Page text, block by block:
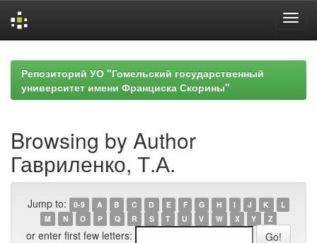
navigationРепозиторий УО "Гомельский государственный
университет имени Франциска Скорины"
Browsing by Author
Гавриленко, Т.А.
Jump to: 0-9 A B C D E F G H I J K
L
M
N O P Q R S T U V W X Y Z
or enter first few letters: